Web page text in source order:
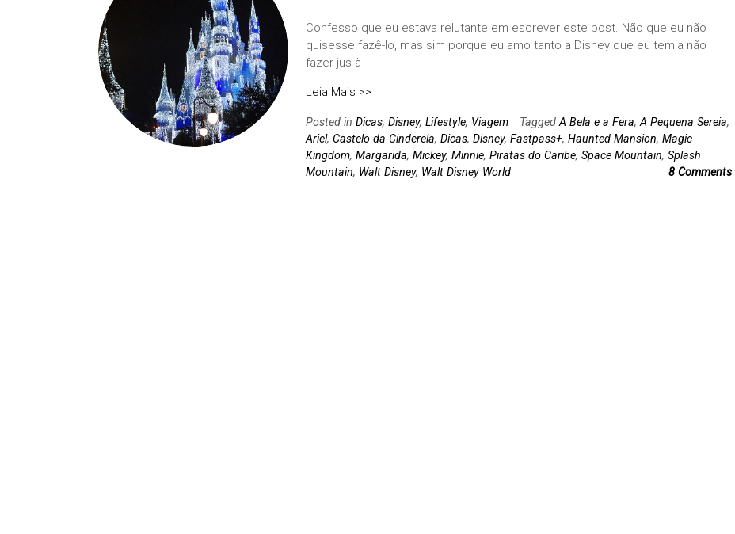
Confesso que eu estava relutante em escrever este post. Não que eu não
quisesse fazê-lo, mas sim porque eu amo tanto a Disney que eu temia não
fazer jus à
Leia Mais >>
Posted in Dicas, Disney, Lifestyle, Viagem Tagged A Bela e a Fera, A Pequena Sereia,
Ariel, Castelo da Cinderela, Dicas, Disney, Fastpass+, Haunted Mansion, Magic
Kingdom, Margarida, Mickey, Minnie, Piratas do Caribe, Space Mountain, Splash
Mountain, Walt Disney, Walt Disney World 8 Comments